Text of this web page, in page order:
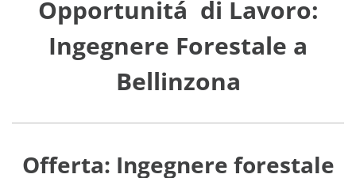
Opportunitá di Lavoro:
Ingegnere Forestale a
Bellinzona
Offerta: Ingegnere forestale